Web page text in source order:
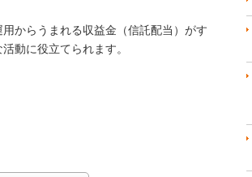
からうまれる収益金（信託配当）がす
動に役立てられます。